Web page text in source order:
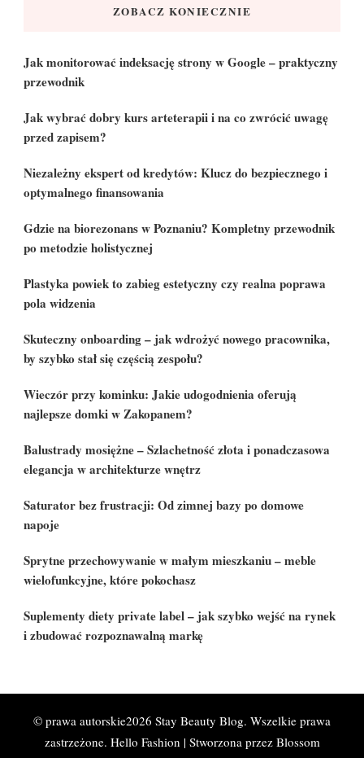
ZOBACZ KONIECZNIE
Jak monitorować indeksację strony w Google – praktyczny
przewodnik
Jak wybrać dobry kurs arteterapii i na co zwrócić uwagę
przed zapisem?
Niezależny ekspert od kredytów: Klucz do bezpiecznego i
optymalnego finansowania
Gdzie na biorezonans w Poznaniu? Kompletny przewodnik
po metodzie holistycznej
Plastyka powiek to zabieg estetyczny czy realna poprawa
pola widzenia
Skuteczny onboarding – jak wdrożyć nowego pracownika,
by szybko stał się częścią zespołu?
Wieczór przy kominku: Jakie udogodnienia oferują
najlepsze domki w Zakopanem?
Balustrady mosiężne – Szlachetność złota i ponadczasowa
elegancja w architekturze wnętrz
Saturator bez frustracji: Od zimnej bazy po domowe
napoje
Sprytne przechowywanie w małym mieszkaniu – meble
wielofunkcyjne, które pokochasz
Suplementy diety private label – jak szybko wejść na rynek
i zbudować rozpoznawalną markę
© prawa autorskie2026 Stay Beauty Blog. Wszelkie prawa
zastrzeżone. Hello Fashion | Stworzona przez Blossom